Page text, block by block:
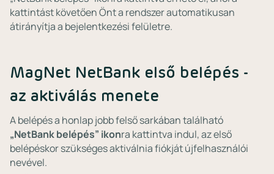
kattintást követően Önt a rendszer automatikusan
átirányítja a bejelentkezési felületre.
MagNet NetBank első belépés -
az aktiválás menete
A belépés a honlap jobb felső sarkában található
„NetBank belépés” ikonra kattintva indul, az első
belépéskor szükséges aktiválnia fiókját újfelhasználói
nevével.